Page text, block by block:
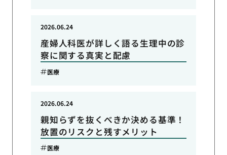
産婦人科医が詳しく語る生理中の診
察に関する真実と配慮
2026.06.24
医療
親知らずを抜くべきか決める基準！
放置のリスクと残すメリット
2026.06.24
医療